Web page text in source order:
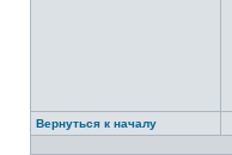
Вернуться к началу